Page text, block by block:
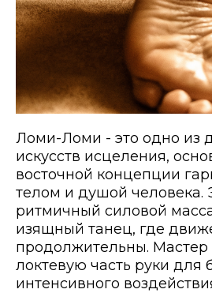
Ломи-Ломи - это одно из
искусств исцеления,
восточной концепции
телом и душой человека.
ритмичный силовой
изящный танец, где
продолжительны. Мастер
локтевую часть руки для
интенсивного